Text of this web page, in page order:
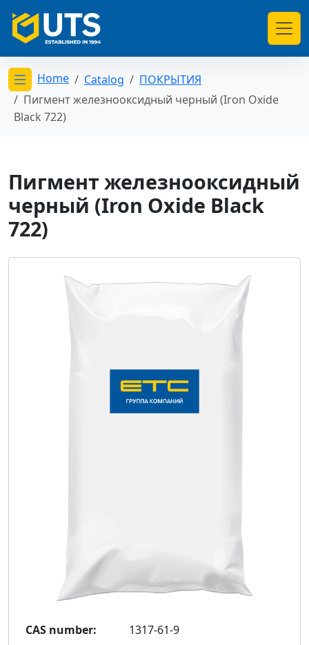
Открыть меню категорий
Home Catalog
ПОКРЫТИЯ
Пигмент железнооксидный черный (Iron Oxide
Black 722)
Пигмент железнооксидный
черный (Iron Oxide Black
722)
CAS number:
1317-61-9